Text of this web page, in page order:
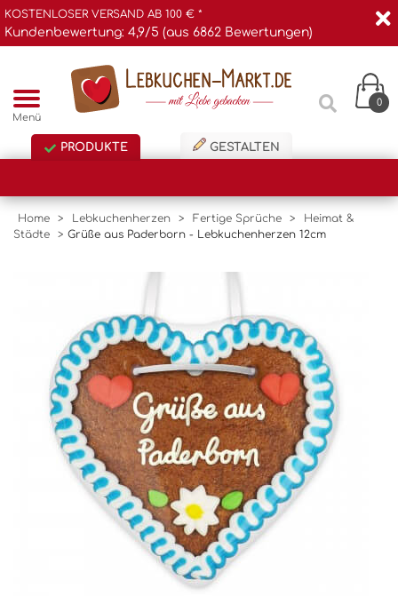
KOSTENLOSER VERSAND AB 100 € *
Kundenbewertung: 4,9/5 (aus 6862 Bewertungen)
Menü
0
PRODUKTE GESTALTEN
Home > Lebkuchenherzen > Fertige Sprüche >
Heimat &
Städte
> Grüße aus Paderborn - Lebkuchenherzen 12cm